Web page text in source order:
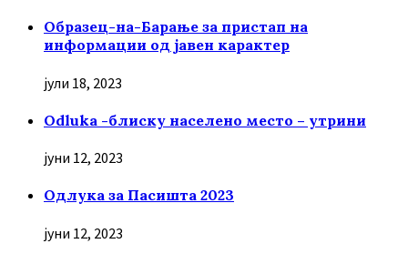
Образец-на-Барање за пристап на
информации од јавен карактер
јули 18, 2023
Odluka -блиску населено место – утрини
јуни 12, 2023
Oдлука за Пасишта 2023
јуни 12, 2023